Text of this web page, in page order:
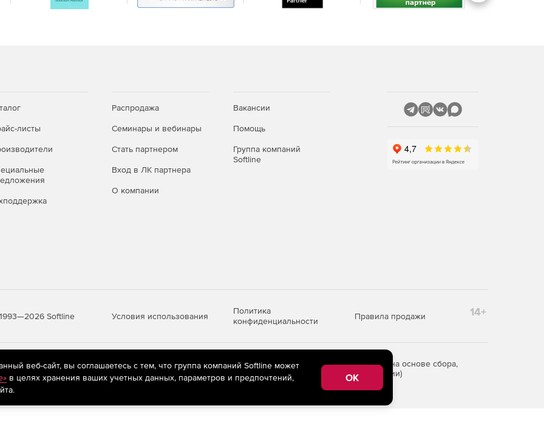
и серверах:
11, Windows Server 2003 SP2 — 2022, а также
свободное место на диске — 1 ГБ;
листы
Распродажа
Семинары и вебинары
Стать партнером
Вход в ЛК партнера
О компании
Вакансии
Помощь
Группа компаний
Softline
Softline Условия использования
Политика
конфиденциальности
Правила продажи 14+
рекомендательные технологии(информационные технологии предоставления информации на основе сбора,
пользователей сети «Интернет», находящихся на территории Российской Федерации)
веб-сайт, вы соглашаетесь с тем, что группа компаний Softline может
в целях хранения ваших учетных данных, параметров и предпочтений,
OK